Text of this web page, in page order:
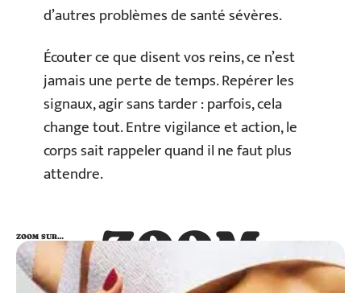
d’autres problèmes de santé sévères.
Écouter ce que disent vos reins, ce n’est
jamais une perte de temps. Repérer les
signaux, agir sans tarder : parfois, cela
change tout. Entre vigilance et action, le
corps sait rappeler quand il ne faut plus
attendre.
ZOOM
SUR…
ZOOM SUR…